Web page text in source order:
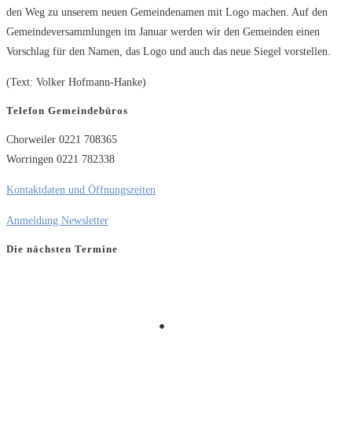
den Weg zu unserem neuen Gemeindenamen mit Logo machen. Auf den
Gemeindeversammlungen im Januar werden wir den Gemeinden einen
Vorschlag für den Namen, das Logo und auch das neue Siegel vorstellen.
(Text: Volker Hofmann-Hanke)
Telefon Gemeindebüros
Chorweiler 0221 708365
Worringen 0221 782338
Kontaktdaten und Öffnungszeiten
Anmeldung Newsletter
Die nächsten Termine